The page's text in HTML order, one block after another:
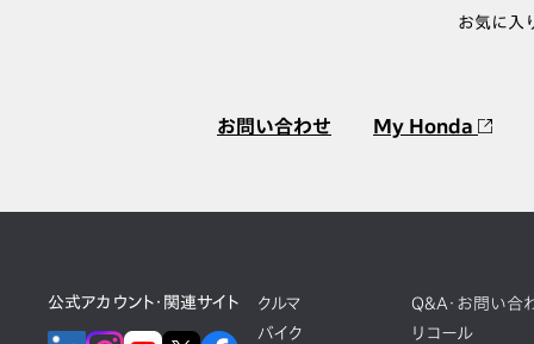
お気に入
お問い合わせ My Honda
公式アカウント・関連サイト
クルマ
バイク
Q&A・お問い合
リコール